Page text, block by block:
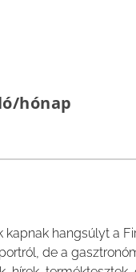
hónap
hangsúlyt a
de a